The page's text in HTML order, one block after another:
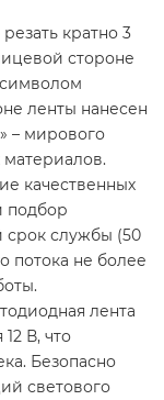
кратно 3
стороне
ленты нанесен
– мирового
качественных
подбор
срок службы (50
потока не более
лента
В, что
Безопасно
светового